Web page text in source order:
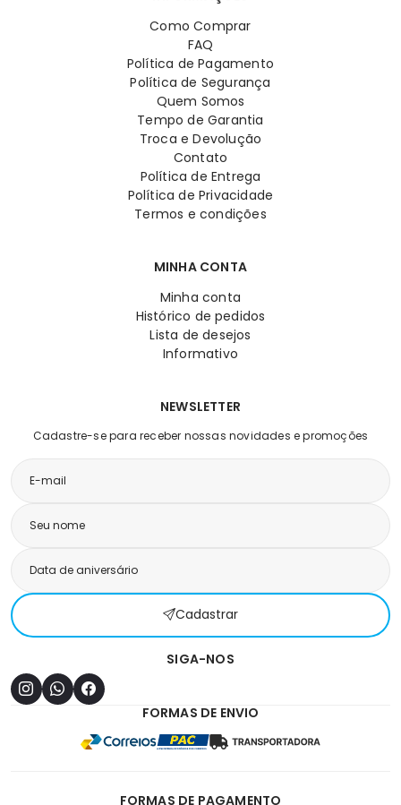
Como Comprar
FAQ
Política de Pagamento
Política de Segurança
Quem Somos
Tempo de Garantia
Troca e Devolução
Contato
Política de Entrega
Política de Privacidade
Termos e condições
MINHA CONTA
Minha conta
Histórico de pedidos
Lista de desejos
Informativo
NEWSLETTER
Cadastre-se para receber nossas novidades e promoções
Cadastrar
SIGA-NOS
FORMAS DE ENVIO
FORMAS DE PAGAMENTO